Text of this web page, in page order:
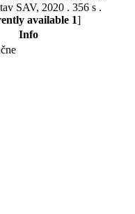
SAV, 2020 . 356 s .
available 1]
Info